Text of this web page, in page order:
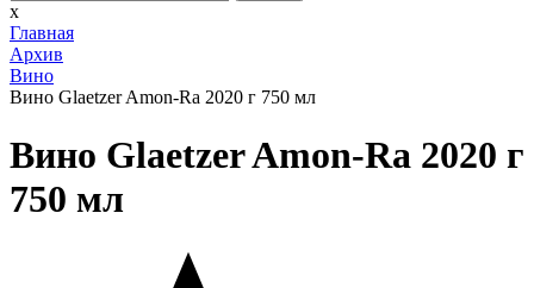
x
Главная
Архив
Вино
Вино Glaetzer Amon-Ra 2020 г 750 мл
Вино Glaetzer Amon-Ra 2020 г
750 мл